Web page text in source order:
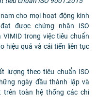
cho mọi hoạt động kinh
được chứng nhận ISO
trong việc tiêu chuẩn
hiệu quả và cải tiến liên tục
lượng theo tiêu chuẩn ISO
ngày đầu thành lập và
trên toàn hệ thống các chi